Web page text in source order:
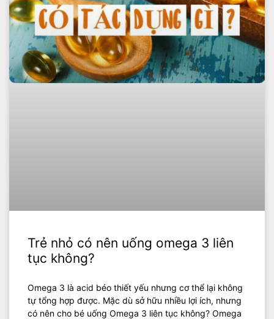
Trẻ nhỏ có nên uống omega 3 liên
tục không?
Omega 3 là acid béo thiết yếu nhưng cơ thể lại không
tự tổng hợp được. Mặc dù sở hữu nhiều lợi ích, nhưng
có nên cho bé uống Omega 3 liên tục không? Omega